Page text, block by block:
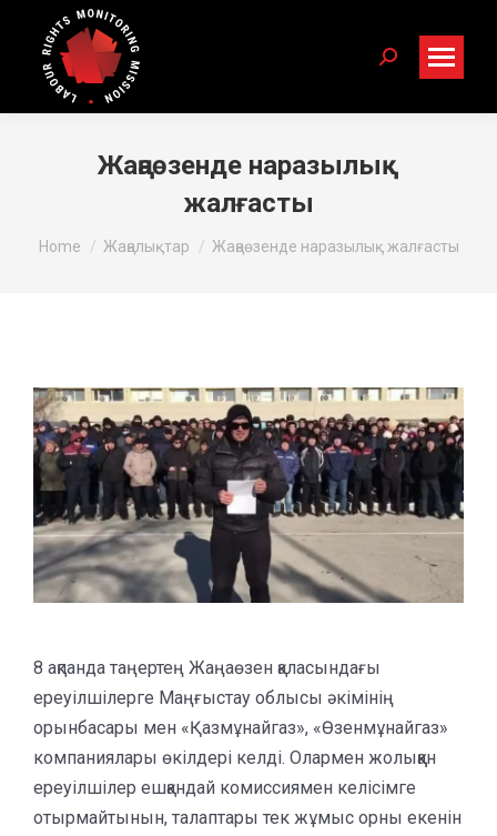
Search:
Жаңаөзенде наразылық
жалғасты
You are here:
Home Жаңалықтар Жаңаөзенде наразылық жалғасты
8 ақпанда таңертең Жаңаөзен қаласындағы
ереуілшілерге Маңғыстау облысы әкімінің
орынбасары мен «Қазмұнайгаз», «Өзенмұнайгаз»
компаниялары өкілдері келді. Олармен жолыққан
ереуілшілер ешқандай комиссиямен келісімге
отырмайтынын, талаптары тек жұмыс орны екенін